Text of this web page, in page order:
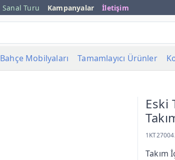
Sanal Turu Kampanyalar İletişim
Bahçe Mobilyaları Tamamlayıcı Ürünler
Eski
Takım